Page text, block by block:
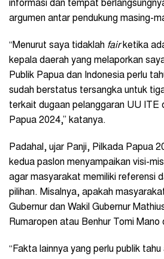
informasi dan tempat
argumen antar pendukung masing-
“Menurut saya tidaklah fairketika
kepala daerah yang melaporkan
Publik Papua dan Indonesia perlu
sudah berstatus tersangka untuk
terkait dugaan pelanggaran UU ITE
Papua 2024,” katanya.
Padahal, ujar Panji, Pilkada Papua
kedua paslon menyampaikan visi-
agar masyarakat memiliki referensi
pilihan. Misalnya, apakah
Gubernur dan Wakil Gubernur
Rumaropen atau Benhur Tomi
“Fakta lainnya yang perlu publik